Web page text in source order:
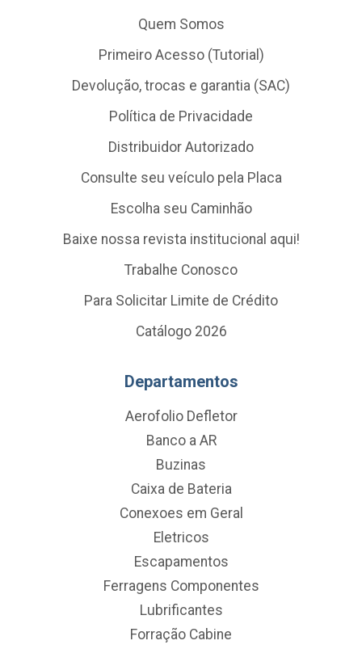
Quem Somos
Primeiro Acesso (Tutorial)
Devolução, trocas e garantia (SAC)
Política de Privacidade
Distribuidor Autorizado
Consulte seu veículo pela Placa
Escolha seu Caminhão
Baixe nossa revista institucional aqui!
Trabalhe Conosco
Para Solicitar Limite de Crédito
Catálogo 2026
Departamentos
Aerofolio Defletor
Banco a AR
Buzinas
Caixa de Bateria
Conexoes em Geral
Eletricos
Escapamentos
Ferragens Componentes
Lubrificantes
Forração Cabine